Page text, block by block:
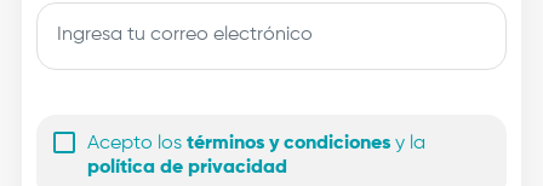
Acepto los términos y condiciones y la
política de privacidad